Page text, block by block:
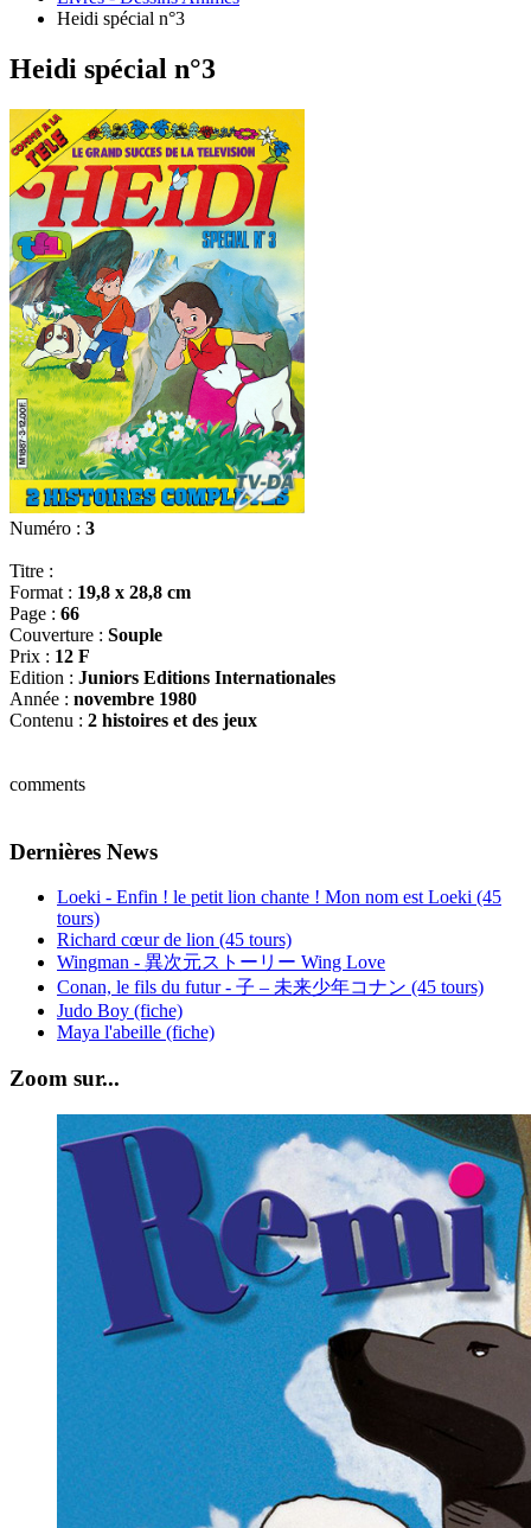
Heidi spécial n°3
Heidi spécial n°3
Numéro : 3
Titre :
Format : 19,8 x 28,8 cm
Page : 66
Couverture : Souple
Prix : 12 F
Edition : Juniors Editions Internationales
Année : novembre 1980
Contenu : 2 histoires et des jeux
comments
Dernières News
Loeki - Enfin ! le petit lion chante ! Mon nom est Loeki (45
tours)
Richard cœur de lion (45 tours)
Wingman - 異次元ストーリー Wing Love
Conan, le fils du futur - 子 – 未来少年コナン (45 tours)
Judo Boy (fiche)
Maya l'abeille (fiche)
Zoom sur...